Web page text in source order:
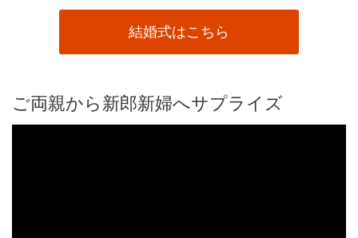
結婚式はこちら
ご両親から新郎新婦へサプライズ